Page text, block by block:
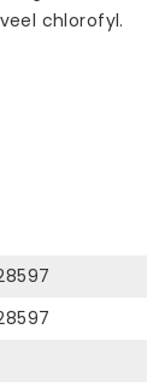
chlorofyl.